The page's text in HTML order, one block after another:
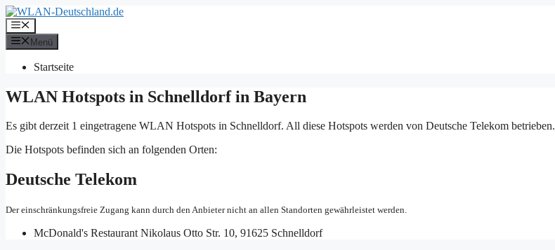
Zum
Inhalt
springen
Menü
Menü
Startseite
WLAN Hotspots in Schnelldorf in Bayern
Es gibt derzeit 1 eingetragene WLAN Hotspots in Schnelldorf. All diese Hotspots werden von Deutsche Telekom betrieben.
Die Hotspots befinden sich an folgenden Orten:
Deutsche Telekom
Der einschränkungsfreie Zugang kann durch den Anbieter nicht an allen Standorten gewährleistet werden.
McDonald's Restaurant Nikolaus Otto Str. 10, 91625 Schnelldorf